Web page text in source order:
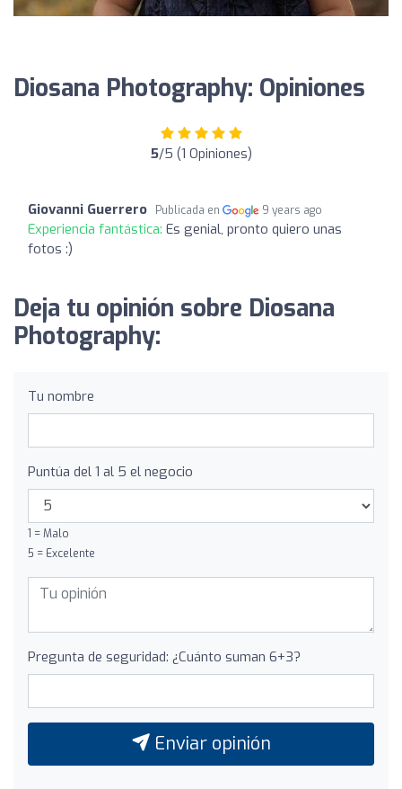
Diosana Photography: Opiniones
5/5 (1 Opiniones)
Giovanni Guerrero Publicada en 9 years ago
Experiencia fantástica: Es genial, pronto quiero unas
fotos :)
Deja tu opinión sobre Diosana
Photography:
Tu nombre
Puntúa del 1 al 5 el negocio
1 = Malo
5 = Excelente
Pregunta de seguridad: ¿Cuánto suman 6+3?
Enviar opinión